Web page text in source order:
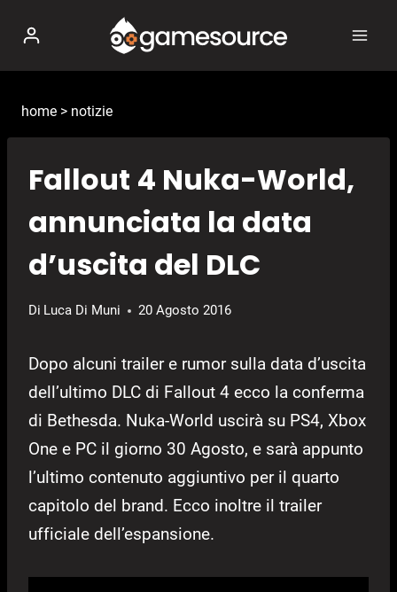
contenuto
home > notizie
Fallout 4 Nuka-World,
annunciata la data
d’uscita del DLC
Di Luca Di Muni 20 Agosto 2016
Dopo alcuni trailer e rumor sulla data d’uscita
dell’ultimo DLC di Fallout 4 ecco la conferma
di Bethesda. Nuka-World uscirà su PS4, Xbox
One e PC il giorno 30 Agosto, e sarà appunto
l’ultimo contenuto aggiuntivo per il quarto
capitolo del brand. Ecco inoltre il trailer
ufficiale dell’espansione.